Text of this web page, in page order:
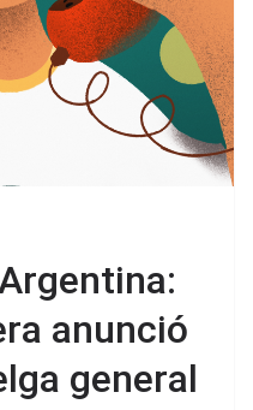
anunció
general